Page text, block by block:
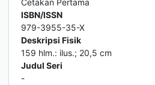
Cetakan Pertama
ISBN/ISSN
979-3955-35-X
Deskripsi Fisik
159 hlm.: ilus.; 20,5 cm
Judul Seri
-